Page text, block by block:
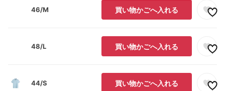
46/M 買い物かごへ入れる
48/L 買い物かごへ入れる
44/S 買い物かごへ入れる